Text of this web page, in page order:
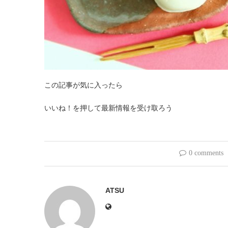
この記事が気に入ったら
いいね！を押して最新情報を受け取ろう
0 comments
ATSU